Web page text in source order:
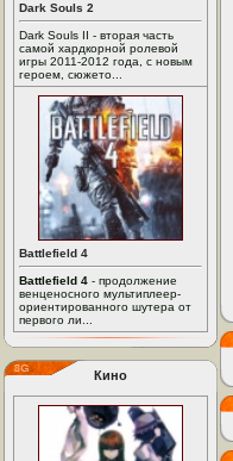
Dark Souls 2
Dark Souls II - вторая часть
самой хардкорной ролевой
игры 2011-2012 года, с новым
героем, сюжето...
Battlefield 4
Battlefield 4 - продолжение
венценосного мультиплеер-
ориентированного шутера от
первого ли...
Кино